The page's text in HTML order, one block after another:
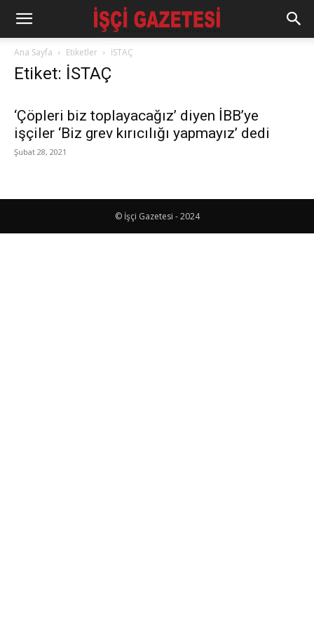
Ana Sayfa Etiketler İSTAÇ
Etiket: İSTAÇ
‘Çöpleri biz toplayacağız’ diyen İBB’ye
işçiler ‘Biz grev kırıcılığı yapmayız’ dedi
Şubat 28, 2021
© İşçi Gazetesi - 2024